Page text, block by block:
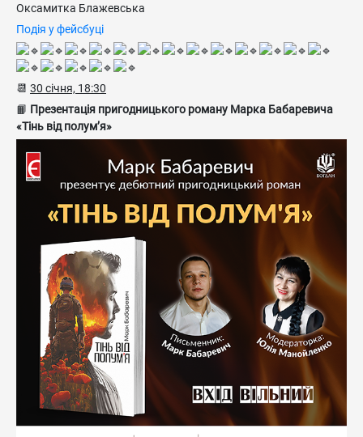
Оксамитка Блажевська
Подія у фейсбуці
📆 30 січня, 18:30
📙 Презентація пригодницького роману Марка Бабаревича
«Тінь від полум’я»